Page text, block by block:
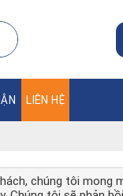
LIÊN HỆ
chúng tôi mong